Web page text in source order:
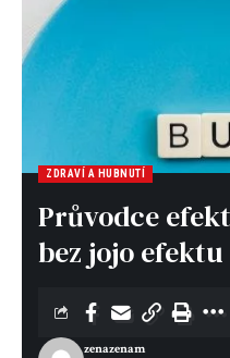
ZDRAVÍ A HUBNUTÍ
Průvodce
bez jojo efektu
zenazenam